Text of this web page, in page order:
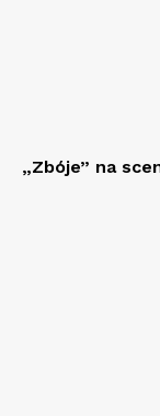
„Zbóje” na